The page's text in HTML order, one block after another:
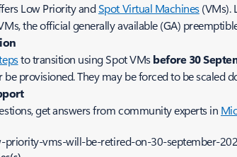
Low Priority andSpot Virtual Machines(VMs).
the official generally available (GA)
to transition using Spot VMsbefore 30
provisioned. They may be forced to be scaled
get answers from community experts in
priority-vms-will-be-retired-on-30-september-